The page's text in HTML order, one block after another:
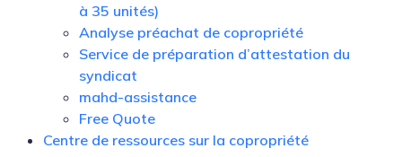
à 35 unités)
Analyse préachat de copropriété
Service de préparation d’attestation du
syndicat
mahd-assistance
Free Quote
Centre de ressources sur la copropriété